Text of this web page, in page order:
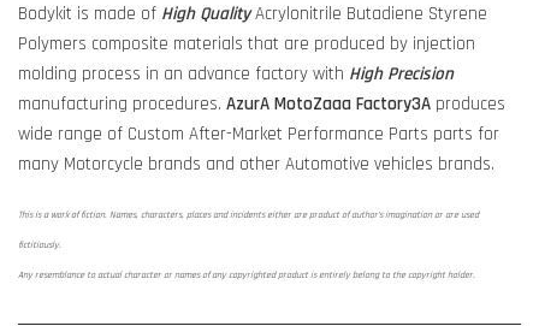
Bodykit is made of High QualityAcrylonitrile Butadiene Styrene
Polymers composite materials that are produced by injection
molding process in an advance factory with High Precision
manufacturing procedures. AzurA MotoZaaa Factory3A produces
wide range of Custom After-Market Performance Parts parts for
many Motorcycle brands and other Automotive vehicles brands.
This is a work of fiction. Names, characters, places and incidents either are product of author's imagination or are used
fictitiously.
Any resemblance to actual character or names of any copyrighted product is entirely belong to the copyright holder.